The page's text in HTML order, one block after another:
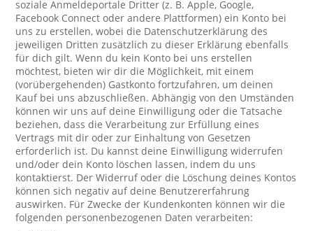
soziale Anmeldeportale Dritter (z. B. Apple, Google,
Facebook Connect oder andere Plattformen) ein Konto bei
uns zu erstellen, wobei die Datenschutzerklärung des
jeweiligen Dritten zusätzlich zu dieser Erklärung ebenfalls
für dich gilt. Wenn du kein Konto bei uns erstellen
möchtest, bieten wir dir die Möglichkeit, mit einem
(vorübergehenden) Gastkonto fortzufahren, um deinen
Kauf bei uns abzuschließen. Abhängig von den Umständen
können wir uns auf deine Einwilligung oder die Tatsache
beziehen, dass die Verarbeitung zur Erfüllung eines
Vertrags mit dir oder zur Einhaltung von Gesetzen
erforderlich ist. Du kannst deine Einwilligung widerrufen
und/oder dein Konto löschen lassen, indem du uns
kontaktierst. Der Widerruf oder die Löschung deines Kontos
können sich negativ auf deine Benutzererfahrung
auswirken. Für Zwecke der Kundenkonten können wir die
folgenden personenbezogenen Daten verarbeiten: